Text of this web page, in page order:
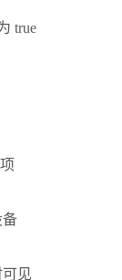
true
备
可见